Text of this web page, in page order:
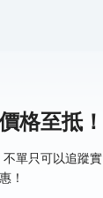
格至抵！
單只可以追蹤實
！